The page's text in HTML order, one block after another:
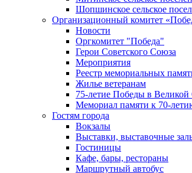
Шопшинское сельское
Организационный комитет
Новости
Оргкомитет "Победа"
Герои Советского Союза
Мероприятия
Реестр мемориальных
Жилье ветеранам
75-летие Победы в Великой
Мемориал памяти к 70-
Гостям города
Вокзалы
Выставки, выставочные
Гостиницы
Кафе, бары, рестораны
Маршрутный автобус